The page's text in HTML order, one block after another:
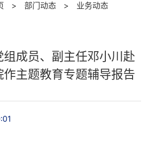
> 部门动态 > 业务动态
组成员、副主任邓小川赴
作主题教育专题辅导报告